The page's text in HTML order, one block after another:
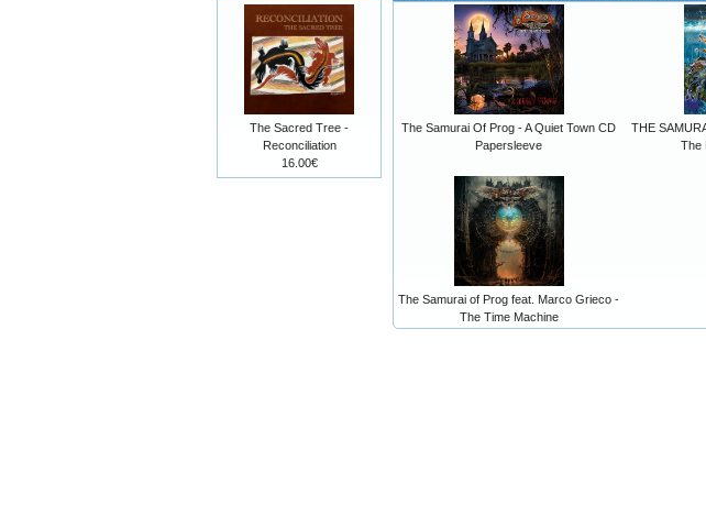
The Samurai Of Prog - A Quiet Town CD
Papersleeve
THE
The
The Samurai of Prog feat. Marco Grieco -
The Time Machine
The Sacred Tree -
Reconciliation
16.00€